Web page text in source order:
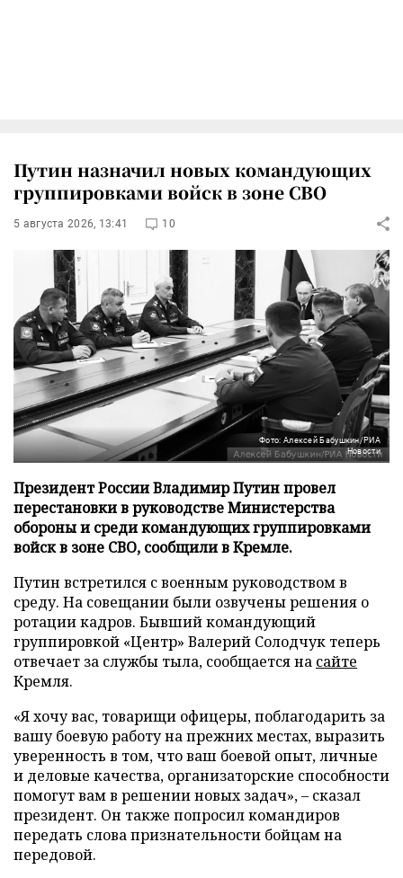
Путин назначил новых командующих
группировками войск в зоне СВО
5 августа 2026, 13:41 10
Фото: Алексей Бабушкин/РИА
Новости
Президент России Владимир Путин провел
перестановки в руководстве Министерства
обороны и среди командующих группировками
войск в зоне СВО, сообщили в Кремле.
Путин встретился с военным руководством в
среду. На совещании были озвучены решения о
ротации кадров. Бывший командующий
группировкой «Центр» Валерий Солодчук теперь
отвечает за службы тыла, сообщается на сайте
Кремля.
«Я хочу вас, товарищи офицеры, поблагодарить за
вашу боевую работу на прежних местах, выразить
уверенность в том, что ваш боевой опыт, личные
и деловые качества, организаторские способности
помогут вам в решении новых задач», – сказал
президент. Он также попросил командиров
передать слова признательности бойцам на
передовой.